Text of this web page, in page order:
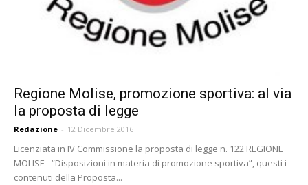
Regione Molise, promozione sportiva: al via
la proposta di legge
Redazione - 12 Dicembre 2016
Licenziata in IV Commissione la proposta di legge n. 122 REGIONE
MOLISE - “Disposizioni in materia di promozione sportiva”, questi i
contenuti della Proposta...